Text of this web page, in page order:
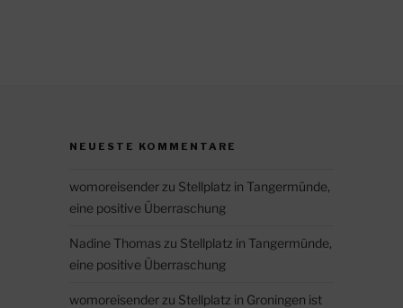
NEUESTE KOMMENTARE
womoreisenderzu Stellplatz in Tangermünde,
eine positive Überraschung
Nadine Thomaszu Stellplatz in Tangermünde,
eine positive Überraschung
womoreisenderzu Stellplatz in Groningen ist